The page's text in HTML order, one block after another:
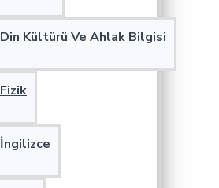
Din Kültürü Ve Ahlak Bilgisi
Fizik
İngilizce